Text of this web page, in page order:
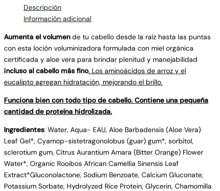
Descripción
Información adicional
Aumenta el volumen de tu cabello desde la raíz hasta las puntas
con esta loción voluminizadora formulada con miel orgánica
certificada y aloe vera para brindar plenitud y manejabilidad
incluso al cabello más fino. Los aminoácidos de arroz y el
eucalipto agregan hidratación, mejorando el brillo.
Funciona bien con todo tipo de cabello. Contiene una pequeña
cantidad de proteína hidrolizada.
Ingredientes: Water, Aqua- EAU, Aloe Barbadensis (Aloe Vera)
Leaf Gel*, Cyamop-sistetragonolobus (guar) gum*, sorbitol,
sclerotium gum, Citrus Aurantium Amara (Bitter Orange) Flower
Water*, Organic Rooibos African Camellia Sinensis Leaf
Extract*Gluconolactone, Sodium Benzoate, Calcium Gluconate,
Potassium Sorbate, Hydrolyzed Rice Protein, Glycerin, Chamomilla